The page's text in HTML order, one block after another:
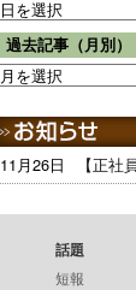
過去記事（月別）
11月26日 【正
話題
短報